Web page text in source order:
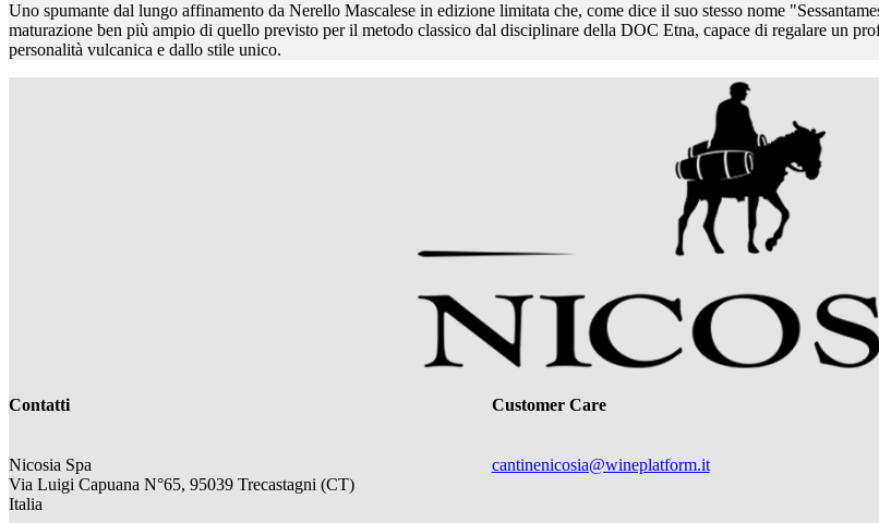
Uno spumante dal lungo affinamento da Nerello Mascalese in edizione limitata che, come dice il suo stesso nome
maturazione ben più ampio di quello previsto per il metodo classico dal disciplinare della DOC Etna, capace di regalare un
personalità vulcanica e dallo stile unico.
Contatti
Nicosia Spa
Via Luigi Capuana N°65, 95039 Trecastagni (CT)
Italia
Customer Care
cantinenicosia@wineplatform.it